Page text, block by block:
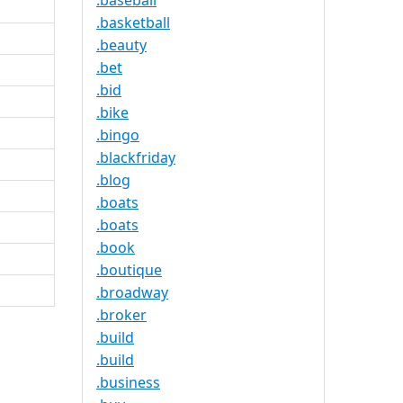
.basketball
.beauty
.bet
.bid
.bike
.bingo
.blackfriday
.blog
.boats
.boats
.book
.boutique
.broadway
.broker
.build
.build
.business